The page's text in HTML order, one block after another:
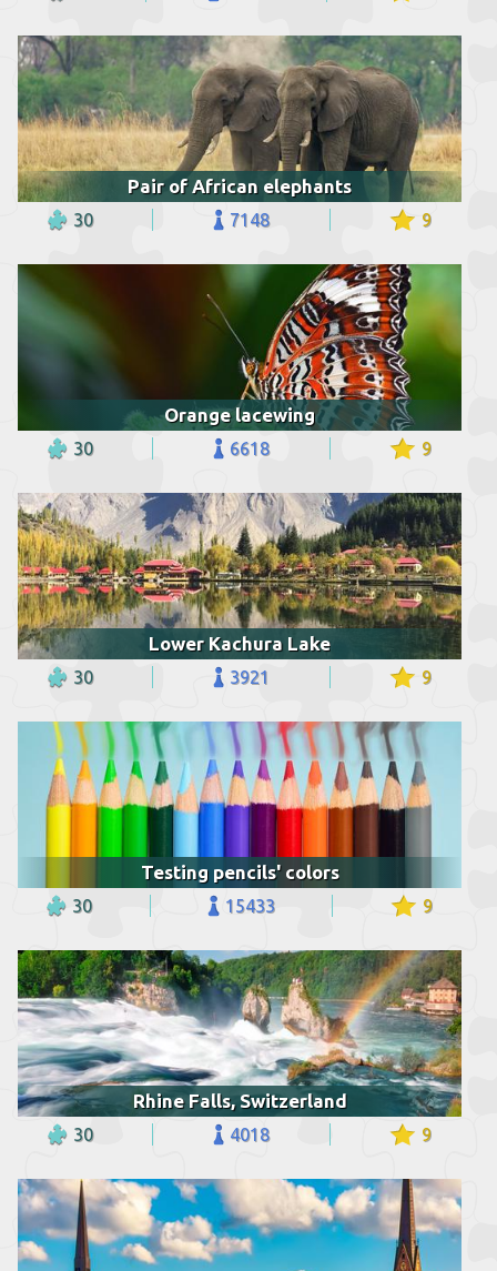
Pair of African elephants
30 7148 9
Orange lacewing
30 6618 9
Lower Kachura Lake
30 3921 9
Testing pencils' colors
30 15433 9
Rhine Falls, Switzerland
30 4018 9